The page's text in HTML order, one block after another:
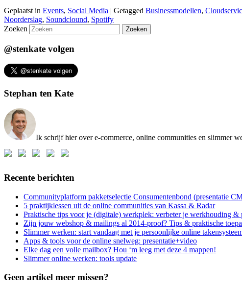
Geplaatst in Events, Social Media | Getagged Businessmodellen,
Noorderslag, Soundclound, Spotify
Zoeken
@stenkate volgen
Stephan ten Kate
Ik schrijf hier over e-commerce, online communities en slimmer
Recente berichten
Communityplatform pakketselectie Consumentenbond (presentatie
5 praktijklessen uit de online communities van Kassa & Radar
Praktische tips voor je (digitale) werkplek: verbeter je werkhouding &
Zijn jouw webshop & mailings al 2014-proof? Tips & praktische
Slimmer werken: start vandaag met je persoonlijke online
Apps & tools voor de online snelweg: presentatie+video
Elke dag een volle mailbox? Hou ‘m leeg met deze 4 mappen!
Slimmer online werken: tools update
Geen artikel meer missen?